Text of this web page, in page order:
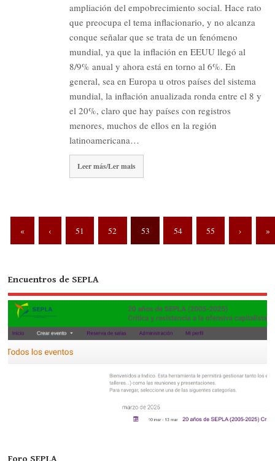
ampliación del empobrecimiento social. Hace rato
que preocupa el tema inflacionario, y no alcanza
conque señalar que se trata de un fenómeno
mundial, ya que la inflación en EEUU llegó al
8/9% anual y ahora está en torno al 6%. En
general, sea en Europa u otros países del sistema
mundial, la inflación anualizada ronda entre el 8 y
el 20%, claro que hay países con registros
menores, muchos de ellos en la región
latinoamericana…
Leer más/Ler mais
« ‹ 51 52 53 54 55 › »
Encuentros de SEPLA
Foro SEPLA